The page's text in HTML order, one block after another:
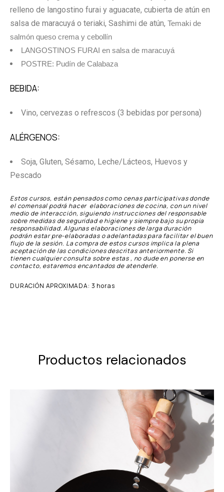
relleno de langostino furai y aguacate, cubierta de atún en
salsa de maracuyá o teriaki, Sashimi de atún, Temaki de
salmón queso crema y cebollín
LANGOSTINOS FURAI en salsa de maracuyá
POSTRE: Pudín de Calabaza
BEBIDA:
Vino, cervezas o refrescos (3 bebidas por persona)
ALÉRGENOS:
Soja, Gluten, Sésamo, Leche/Lácteos, Huevos y
Pescado
Estos cursos, están pensados como cenas participativas donde
el comensal podrá hacer elaboraciones de cocina, con un nivel
medio de interacción, siguiendo instrucciones del responsable
sobre medidas de seguridad e higiene y siempre bajo su propia
responsabilidad. Algunas elaboraciones de larga duración
podrán estar pre-elaboradas o adelantadas para facilitar el buen
flujo de la sesión. La compra de estos cursos implica la plena
aceptación de las condiciones descritas anteriormente. Si
tienen cualquier consulta sobre estas , no dude en ponerse en
contacto, estaremos encantados de atenderle.
DURACIÓN APROXIMADA: 3 horas
Productos relacionados